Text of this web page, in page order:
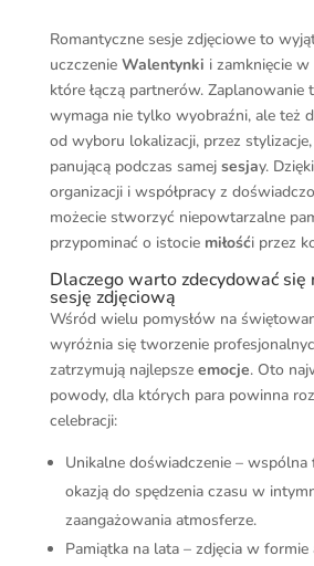
Romantyczne sesje zdjęciowe to
uczczenie Walentynki i zamknięcie
które łączą partnerów. Zaplanowanie
wymaga nie tylko wyobraźni, ale też
od wyboru lokalizacji, przez
panującą podczas samej sesjay.
organizacji i współpracy z
możecie stworzyć niepowtarzalne
przypominać o istocie miłośći przez
Dlaczego warto zdecydować się
sesję zdjęciową
Wśród wielu pomysłów na
wyróżnia się tworzenie
zatrzymują najlepsze emocje. Oto
powody, dla których para powinna
celebracji:
Unikalne doświadczenie – wspólna
okazją do spędzenia czasu w
zaangażowania atmosferze.
Pamiątka na lata – zdjęcia w formie